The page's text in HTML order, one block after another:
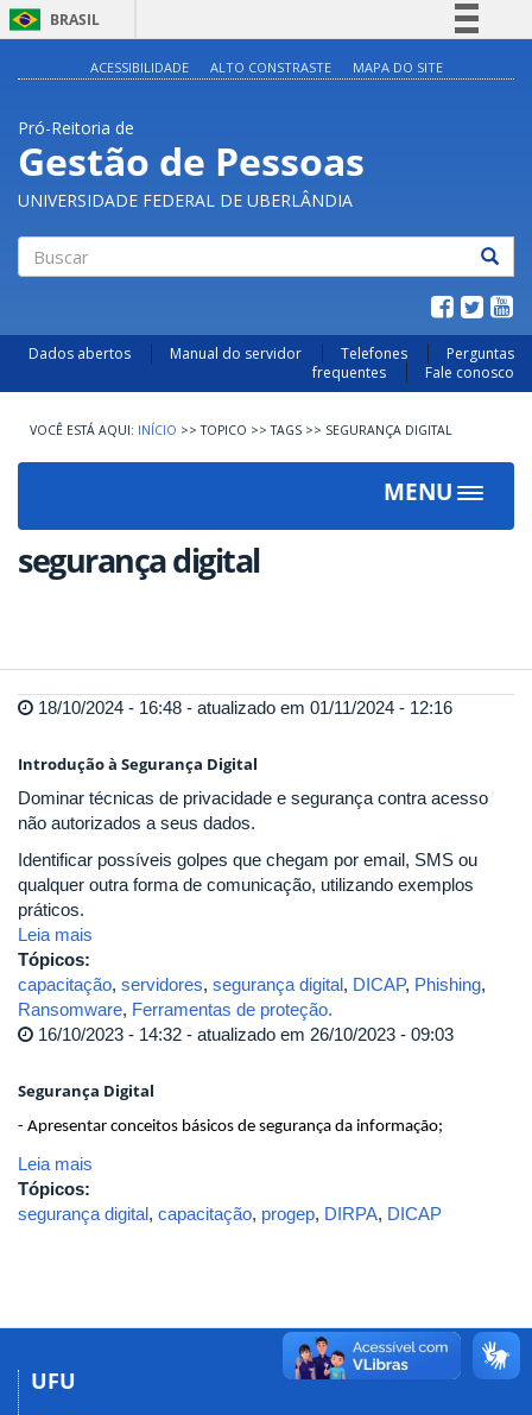
BRASIL
Acesso à informação
Legislação
Canais
ACESSIBILIDADE ALTO CONSTRASTE MAPA DO SITE
Pró-Reitoria de
Gestão de Pessoas
UNIVERSIDADE FEDERAL DE UBERLÂNDIA
Dados abertos Manual do servidor Telefones
Perguntas
frequentes
Fale conosco
INÍCIO >> TOPICO >> TAGS >> SEGURANÇA DIGITAL
MENU
Toggle
segurança digital
18/10/2024 - 16:48 - atualizado em 01/11/2024 - 12:16
Introdução à Segurança Digital
Dominar técnicas de privacidade e segurança contra acesso
não autorizados a seus dados.
Identificar possíveis golpes que chegam por email, SMS ou
qualquer outra forma de comunicação, utilizando exemplos
práticos.
Leia mais
Tópicos:
capacitação, servidores, segurança digital, DICAP, Phishing,
Ransomware, Ferramentas de proteção.
16/10/2023 - 14:32 - atualizado em 26/10/2023 - 09:03
Segurança Digital
- Apresentar conceitos básicos de segurança da informação;
Leia mais
Tópicos:
segurança digital, capacitação, progep, DIRPA, DICAP
UFU